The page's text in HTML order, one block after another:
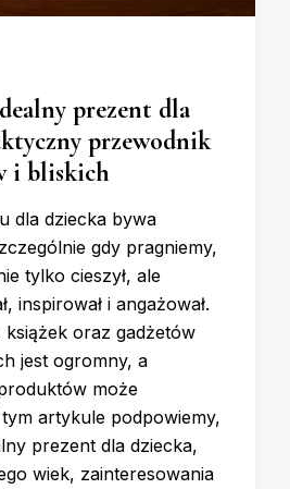
prezent dla
przewodnik
i bliskich
dla dziecka bywa
gdy pragniemy,
tylko cieszył, ale
inspirował i angażował.
książek oraz gadżetów
jest ogromny, a
może
artykule podpowiemy,
prezent dla dziecka,
wiek, zainteresowania